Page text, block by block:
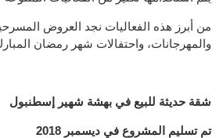
من أبرز هذه الفعاليات نجد العروض
والمهرجانات، واحتفالات شهر رمضان
شقة حديثة للبيع في بهشة شهير إسطنبول
تم تسليم المشروع في ديسمبر 2018